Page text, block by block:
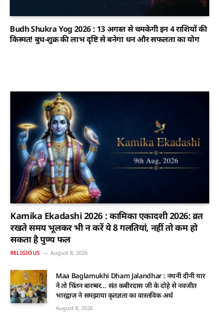
Budh Shukra Yog 2026 : 13 अगस्त से चमकेगी इन 4 राशियों की
किस्मत! बुध-शुक्र की लाभ दृष्टि से बनेगा धन और सफलता का योग
Kamika Ekadashi 2026 : कामिका एकादशी 2026: व्रत
रखते समय भूलकर भी न करें ये 8 गलतियां, नहीं तो कम हो
सकता है पुण्य फल
RELIGIOUS August 8, 2026
Maa Baglamukhi Dham Jalandhar : नथनी दीनी यार
ने तो चिंतन बारम्बर… संत कबीरदास जी के दोहे से नवजीत
भारद्वाज ने समझाया कृतज्ञता का वास्तविक अर्थ
August 8, 2026